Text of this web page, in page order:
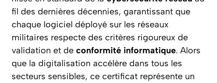
fil des dernières décennies, garantissant que
chaque logiciel déployé sur les réseaux
militaires respecte des critères rigoureux de
validation et de conformité informatique. Alors
que la digitalisation accélère dans tous les
secteurs sensibles, ce certificat représente un